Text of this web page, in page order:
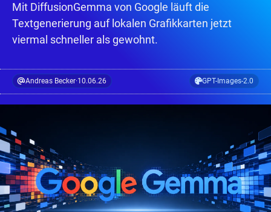
Mit DiffusionGemma von Google läuft die
Textgenerierung auf lokalen Grafikkarten jetzt
viermal schneller als gewohnt.
Andreas Becker·10.06.26 GPT-Images-2.0